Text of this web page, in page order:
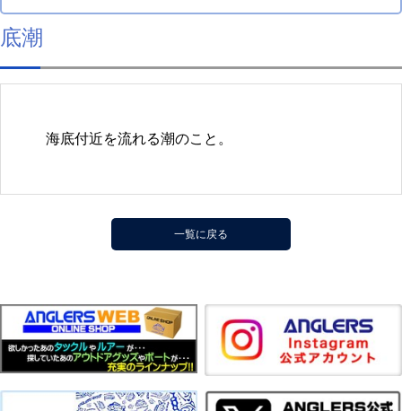
底潮
海底付近を流れる潮のこと。
一覧に戻る